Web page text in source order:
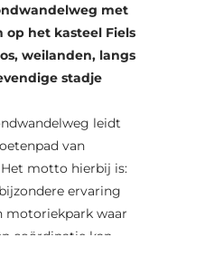
met
het kasteel Fiels
weilanden, langs
stadje
leidt
van
motto hierbij is:
ervaring
motoriekpark waar
coördinatie kan
langs een bron